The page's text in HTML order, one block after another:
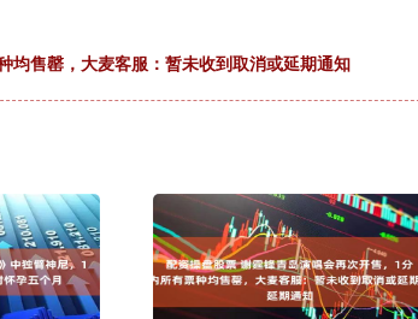
均售罄，大麦客服：暂未收到取消或延期通知